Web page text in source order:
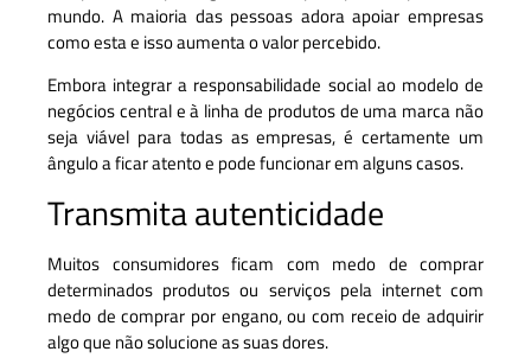
mundo. A maioria das pessoas adora apoiar empresas
como esta e isso aumenta o valor percebido.
Embora integrar a responsabilidade social ao modelo de
negócios central e à linha de produtos de uma marca não
seja viável para todas as empresas, é certamente um
ângulo a ficar atento e pode funcionar em alguns casos.
Transmita autenticidade
Muitos consumidores ficam com medo de comprar
determinados produtos ou serviços pela internet com
medo de comprar por engano, ou com receio de adquirir
algo que não solucione as suas dores.